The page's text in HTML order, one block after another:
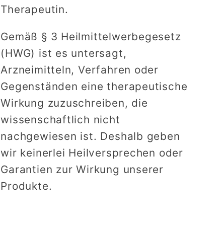
Therapeutin.
Gemäß § 3 Heilmittelwerbegesetz
(HWG) ist es untersagt,
Arzneimitteln, Verfahren oder
Gegenständen eine therapeutische
Wirkung zuzuschreiben, die
wissenschaftlich nicht
nachgewiesen ist. Deshalb geben
wir keinerlei Heilversprechen oder
Garantien zur Wirkung unserer
Produkte.